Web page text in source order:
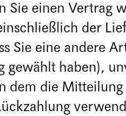
Sie einen
der
Sie eine andere
gewählt haben),
dem die